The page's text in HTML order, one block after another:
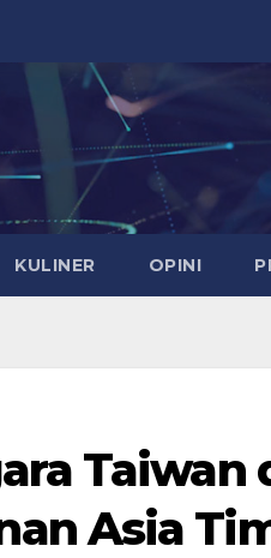
KULINER OPINI
Taiwan
Asia